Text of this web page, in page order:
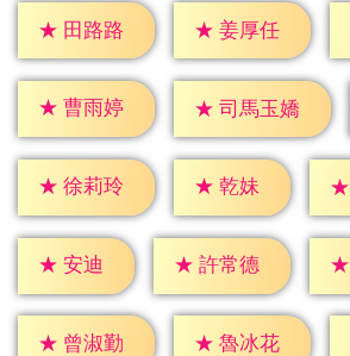
★ 田路路 ★ 姜厚任
★ 曹雨婷 ★ 司馬玉嬌
★ 徐莉玲 ★ 乾妹 ★
★ 安迪 ★ 許常德 ★
★ 曾淑勤 ★ 魯冰花